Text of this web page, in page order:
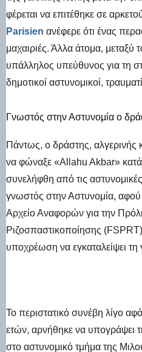
φέρεται να επιτέθηκε σε
Parisien ανέφερε ότι ένας
μαχαιριές. Άλλα άτομα, μεταξύ
υπάλληλος υπεύθυνος για τη
δημοτικοί αστυνομικοί,
Γνωστός στην Αστυνομία ο
Πάντως, ο δράστης, αλγερινής
να φώναξε «Allahu Akbar» κατά
συνελήφθη από τις
γνωστός στην Αστυνομία, αφού
Αρχείο Αναφορών για την
Ριζοσπαστικοποίησης (FSPRT)
υποχρέωση να εγκαταλείψει τη
Το περιστατικό συνέβη λίγο
ετών, αρνήθηκε να υπογράψει
στο αστυνομικό τμήμα της